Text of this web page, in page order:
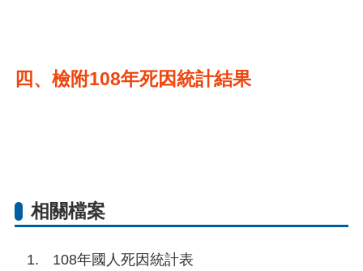
四、檢附108年死因統計結果
相關檔案
108年國人死因統計表